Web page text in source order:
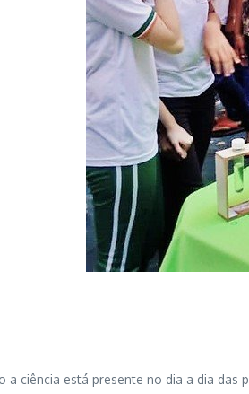
ciência está presente no dia a dia das